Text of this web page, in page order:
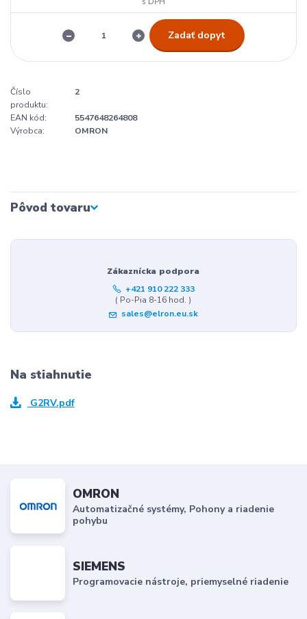
Zadať dopyt
Číslo
produktu:
2
EAN kód:
5547648264808
Výrobca:
OMRON
Pôvod tovaru
Zákaznícka podpora
+421 910 222 333
( Po-Pia 8-16 hod. )
sales@elron.eu.sk
Na stiahnutie
G2RV.pdf
OMRON
Automatizačné systémy, Pohony a riadenie
pohybu
SIEMENS
Programovacie nástroje, priemyselné riadenie